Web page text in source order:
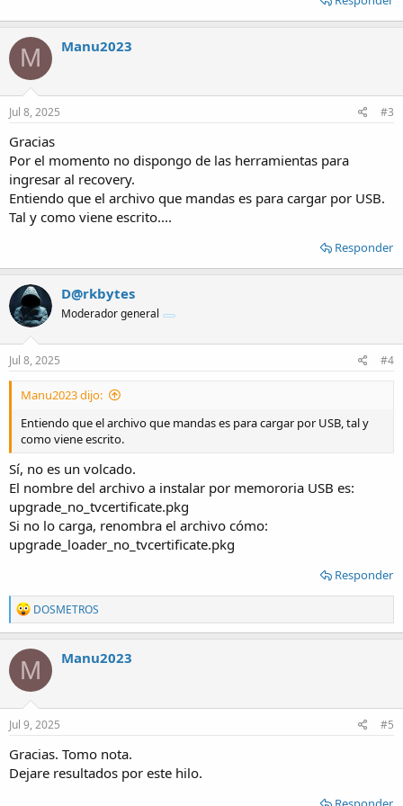
M Manu2023
Jul 8, 2025 #3
Gracias
Por el momento no dispongo de las herramientas para
ingresar al recovery.
Entiendo que el archivo que mandas es para cargar por USB.
Tal y como viene escrito....
Responder
D@rkbytes
Moderador general
Jul 8, 2025 #4
Manu2023 dijo:
Entiendo que el archivo que mandas es para cargar por USB, tal y
como viene escrito.
Sí, no es un volcado.
El nombre del archivo a instalar por memororia USB es:
upgrade_no_tvcertificate.pkg
Si no lo carga, renombra el archivo cómo:
upgrade_loader_no_tvcertificate.pkg
Responder
R
e
a
c
t
i
o
n
s
DOSMETROS
M Manu2023
Jul 9, 2025 #5
Gracias. Tomo nota.
Dejare resultados por este hilo.